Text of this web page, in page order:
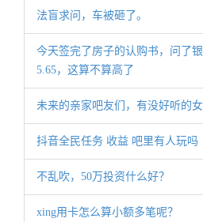
法盲求问，车被砸了。
今天签完了房子的认购书，问了
5.65，这算不算高了
未来的亲家吧友们，有没好听的
抖音全民任务 收益 吧里有人玩吗
不乱吹，50万投资什么好？
xing用卡怎么算小额多笔呢？